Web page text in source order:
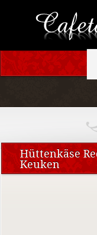
Hüttenkäse
Keuken